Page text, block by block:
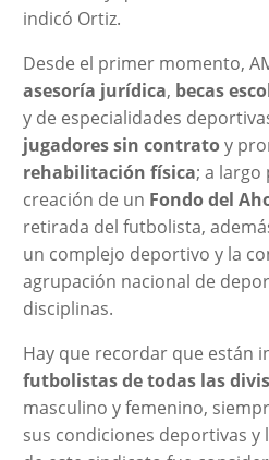
indicó Ortiz.
Desde el primer momento,
asesoría jurídica, becas
y de especialidades
jugadores sin contratoy
rehabilitación física; a largo
creación de un Fondo del
retirada del futbolista,
un complejo deportivo y la
agrupación nacional de
disciplinas.
Hay que recordar que están
futbolistas de todas las
masculino y femenino,
sus condiciones deportivas y